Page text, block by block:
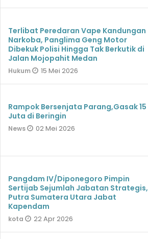
Terlibat Peredaran Vape Kandungan
Narkoba, Panglima Geng Motor
Dibekuk Polisi Hingga Tak Berkutik di
Jalan Mojopahit Medan
Hukum 15 Mei 2026
Rampok Bersenjata Parang,Gasak 15
Juta di Beringin
News 02 Mei 2026
Pangdam IV/Diponegoro Pimpin
Sertijab Sejumlah Jabatan Strategis,
Putra Sumatera Utara Jabat
Kapendam
kota 22 Apr 2026